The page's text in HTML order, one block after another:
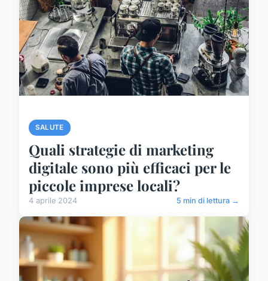
SALUTE
Quali strategie di marketing
digitale sono più efficaci per le
piccole imprese locali?
4 aprile 2024 5 min di lettura →